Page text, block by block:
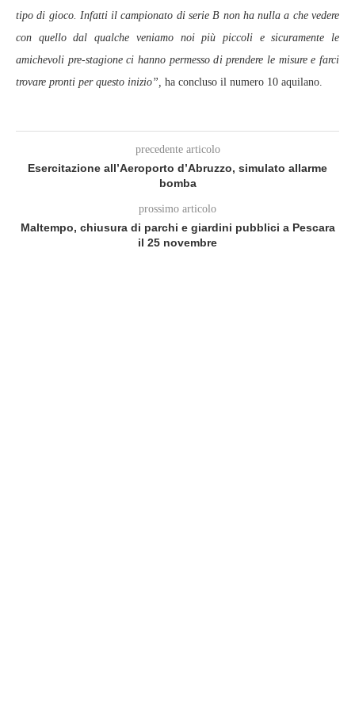
tipo di gioco. Infatti il campionato di serie B non ha nulla a che vedere
con quello dal qualche veniamo noi più piccoli e sicuramente le
amichevoli pre-stagione ci hanno permesso di prendere le misure e farci
trovare pronti per questo inizio”, ha concluso il numero 10 aquilano.
precedente articolo
Esercitazione all’Aeroporto d’Abruzzo, simulato allarme
bomba
prossimo articolo
Maltempo, chiusura di parchi e giardini pubblici a Pescara
il 25 novembre